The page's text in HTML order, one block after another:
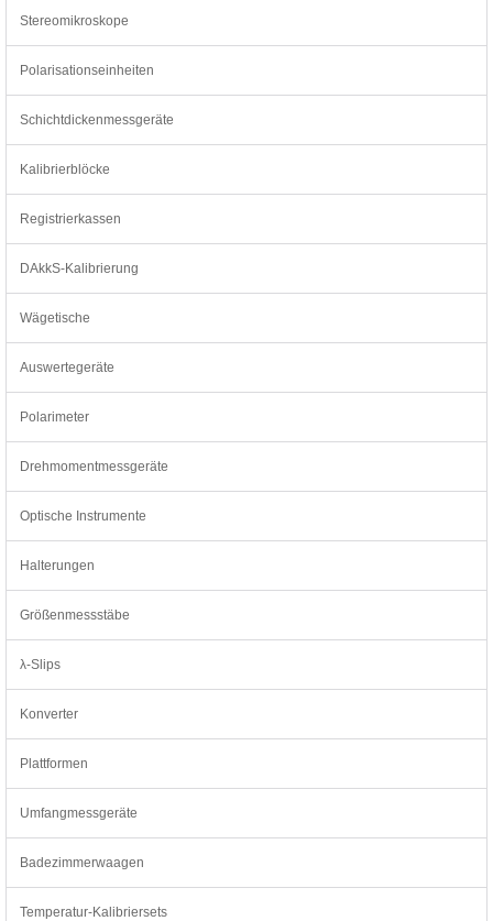
Stereomikroskope
Polarisationseinheiten
Schichtdickenmessgeräte
Kalibrierblöcke
Registrierkassen
DAkkS-Kalibrierung
Wägetische
Auswertegeräte
Polarimeter
Drehmomentmessgeräte
Optische Instrumente
Halterungen
Größenmessstäbe
λ-Slips
Konverter
Plattformen
Umfangmessgeräte
Badezimmerwaagen
Temperatur-Kalibriersets